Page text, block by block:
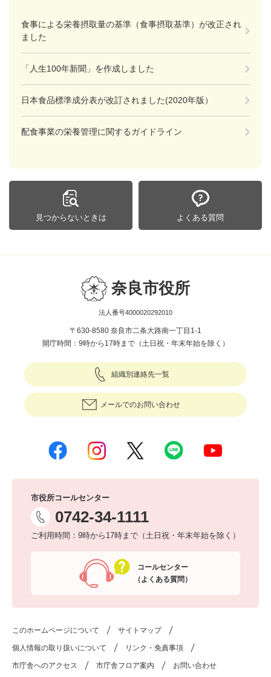
食事による栄養摂取量の基準（食事摂取基準）が改正され
ました
「人生100年新聞」を作成しました
日本食品標準成分表が改訂されました(2020年版）
配食事業の栄養管理に関するガイドライン
見つからないときは よくある質問
奈良市役所
法人番号4000020292010
〒630-8580 奈良市二条大路南一丁目1-1
開庁時間：9時から17時まで（土日祝・年末年始を除く）
組織別連絡先一覧
メールでのお問い合わせ
市役所コールセンター
0742-34-1111
ご利用時間：9時から17時まで（土日祝・年末年始を除く）
コールセンター
（よくある質問）
このホームページについて サイトマップ
個人情報の取り扱いについて リンク・免責事項
市庁舎へのアクセス 市庁舎フロア案内 お問い合わせ